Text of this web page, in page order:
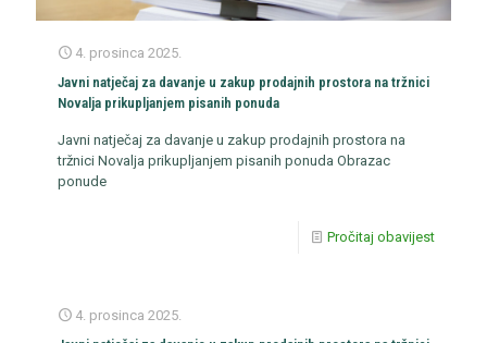
4. prosinca 2025.
Javni natječaj za davanje u zakup prodajnih prostora na tržnici
Novalja prikupljanjem pisanih ponuda
Javni natječaj za davanje u zakup prodajnih prostora na
tržnici Novalja prikupljanjem pisanih ponuda Obrazac
ponude
Pročitaj obavijest
4. prosinca 2025.